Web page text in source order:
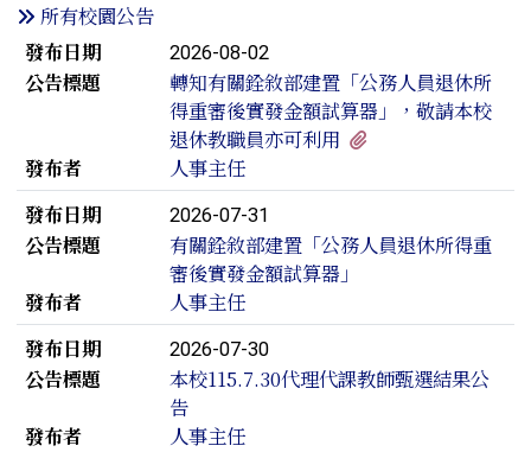
所有校園公告
新聞列表
發布日期 2026-08-02
公告標題
轉知有關銓敘部建置「公務人員退休所
得重審後實發金額試算器」，敬請本校
退休教職員亦可利用
發布者
人事主任
發布日期
2026-07-31
公告標題
有關銓敘部建置「公務人員退休所得重
審後實發金額試算器」
發布者
人事主任
發布日期
2026-07-30
公告標題
本校115.7.30代理代課教師甄選結果公
告
發布者
人事主任